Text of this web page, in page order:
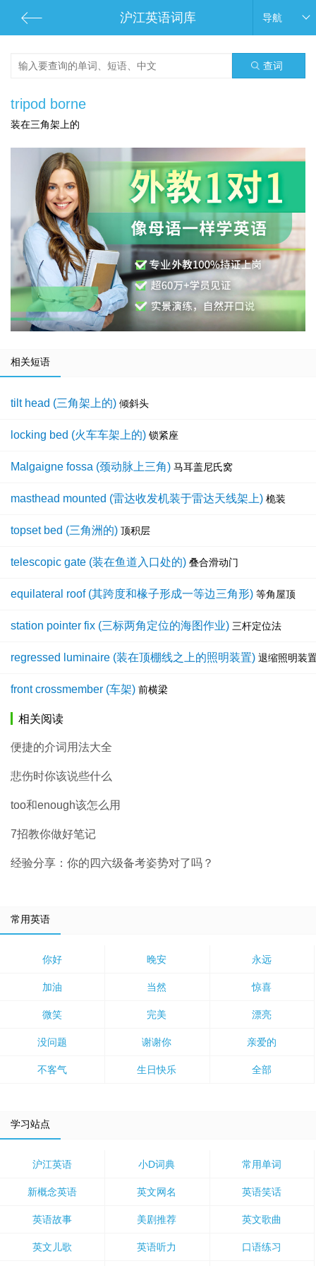
沪江英语词库 导航
查词
tripod borne
装在三角架上的
相关短语
tilt head (三角架上的) 倾斜头
locking bed (火车车架上的) 锁紧座
Malgaigne fossa (颈动脉上三角) 马耳盖尼氏窝
masthead mounted (雷达收发机装于雷达天线架上) 桅装
topset bed (三角洲的) 顶积层
telescopic gate (装在鱼道入口处的) 叠合滑动门
equilateral roof (其跨度和椽子形成一等边三角形) 等角屋顶
station pointer fix (三标两角定位的海图作业) 三杆定位法
regressed luminaire (装在顶棚线之上的照明装置) 退缩照明装
front crossmember (车架) 前横梁
相关阅读
便捷的介词用法大全
悲伤时你该说些什么
too和enough该怎么用
7招教你做好笔记
经验分享：你的四六级备考姿势对了吗？
常用英语
你好 晚安 永远
加油 当然 惊喜
微笑 完美 漂亮
没问题 谢谢你 亲爱的
不客气 生日快乐 全部
学习站点
沪江英语 小D词典 常用单词
新概念英语 英文网名 英语笑话
英语故事 美剧推荐 英文歌曲
英文儿歌 英语听力 口语练习